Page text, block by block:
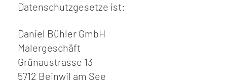
Datenschutzgesetze ist:
Daniel Bühler GmbH
Malergeschäft
Grünaustrasse 13
5712 Beinwil am See